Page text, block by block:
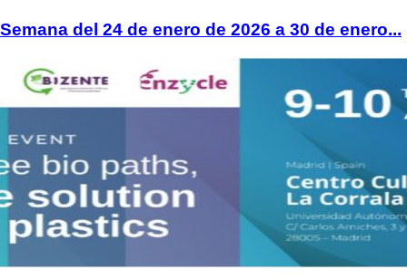
Semana del 24 de enero de 2026 a 30 de enero...